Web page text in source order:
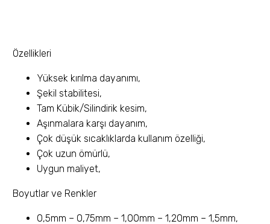
Özellikleri
Yüksek kırılma dayanımı,
Şekil stabilitesi,
Tam Kübik/Silindirik kesim,
Aşınmalara karşı dayanım,
Çok düşük sıcaklıklarda kullanım özelliği,
Çok uzun ömürlü,
Uygun maliyet,
Boyutlar ve Renkler
0,5mm – 0,75mm – 1,00mm – 1,20mm – 1,5mm,